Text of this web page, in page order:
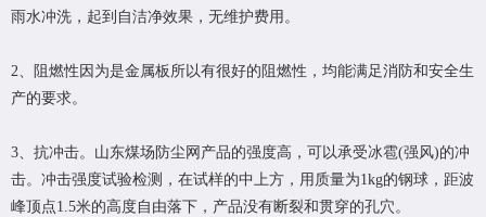
雨水冲洗，起到自洁净效果，无维护费用。
2、阻燃性因为是金属板所以有很好的阻燃性，均能满足消防和安全生
产的要求。
3、抗冲击。山东煤场防尘网产品的强度高，可以承受冰雹(强风)的冲
击。冲击强度试验检测，在试样的中上方，用质量为1kg的钢球，距波
峰顶点1.5米的高度自由落下，产品没有断裂和贯穿的孔穴。